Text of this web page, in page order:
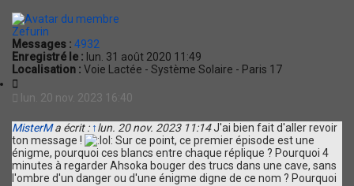
Zefurin
Messages : 4932
Enregistré le : lun. 31 août 2020 11:49
Localisation : Voie Lactée - Système Solaire - Paris 17
a
t
i
o
n
lun. 20 nov. 2023 16:40
MisterMa écrit : ↑lun. 20 nov. 2023 11:14J'ai bien fait d'aller revoir
ton message !
Sur ce point, ce premier épisode est une
énigme, pourquoi ces blancs entre chaque réplique ? Pourquoi 4
minutes à regarder Ahsoka bouger des trucs dans une cave, sans
l'ombre d'un danger ou d'une énigme digne de ce nom ? Pourquoi